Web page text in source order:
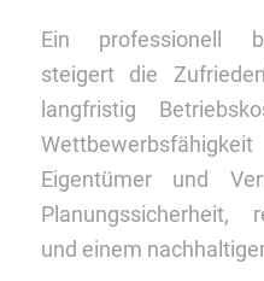
Ein professionell
steigert die
langfristig
Eigentümer und
Planungssicherheit,
und einem